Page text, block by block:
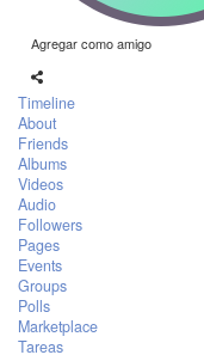
Agregar como amigo
Timeline
About
Friends
Albums
Videos
Audio
Followers
Pages
Events
Groups
Polls
Marketplace
Tareas